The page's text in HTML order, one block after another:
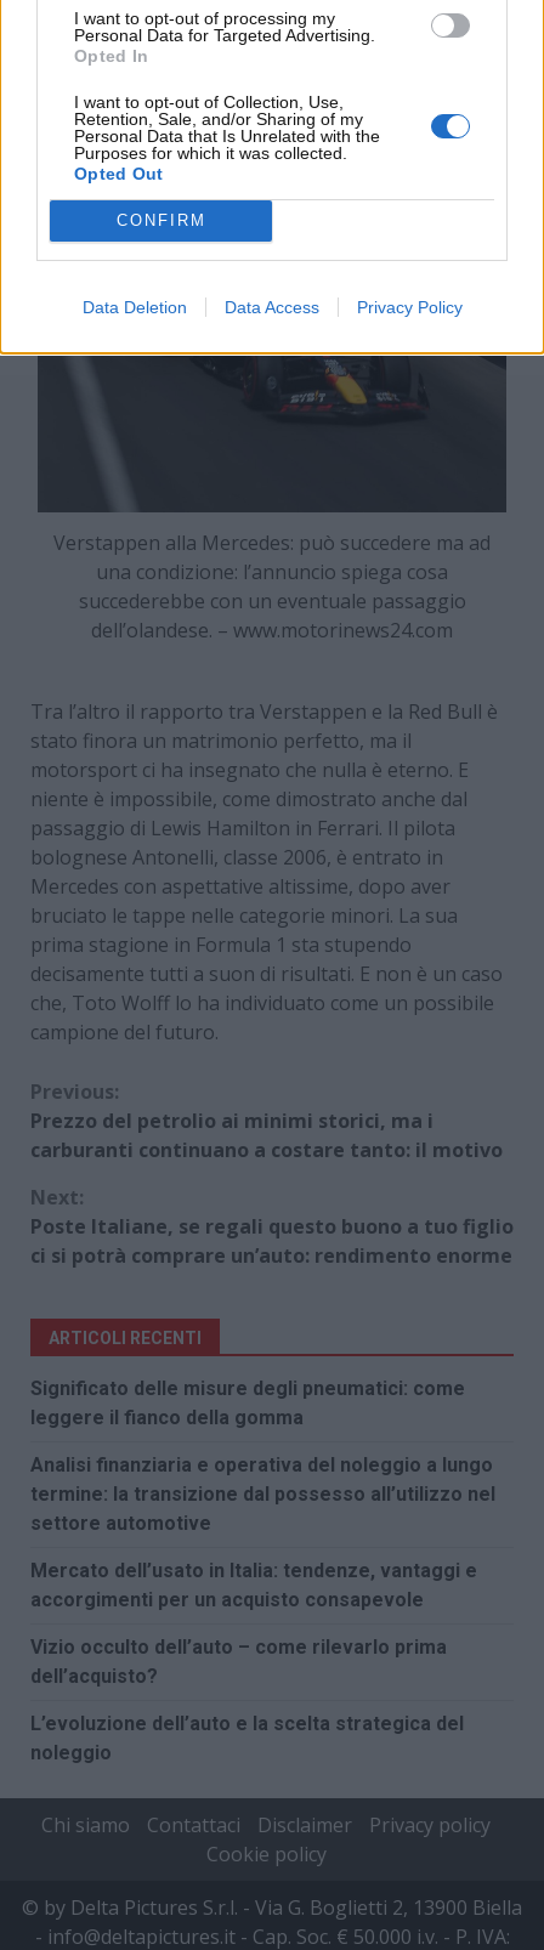
I want to opt-out of processing my
Personal Data for Targeted Advertising.
Opted In
I want to opt-out of Collection, Use,
Retention, Sale, and/or Sharing of my
Personal Data that Is Unrelated with the
Purposes for which it was collected.
Opted Out
CONFIRM
Data Deletion Data Access Privacy Policy
Un’ipotesi questa che apre un dibattito
appassionante: il talento emergente di
Antonelli
essere sacrificato per fare posto al quattro volte
campione del mondo? Si tratta quindi di una
condizione che lascia molti dubbi.
Verstappen alla Mercedes: può succedere ma ad
una condizione: l’annuncio spiega cosa
succederebbe con un eventuale passaggio
dell’olandese. – www.motorinews24.com
Tra l’altro il rapporto tra Verstappen e la Red Bull è
stato finora un matrimonio perfetto, ma il
motorsport ci ha insegnato che nulla è eterno. E
niente è impossibile, come dimostrato anche dal
passaggio di Lewis Hamilton in Ferrari. Il pilota
bolognese Antonelli, classe 2006, è entrato in
Mercedes con aspettative altissime, dopo aver
bruciato le tappe nelle categorie minori. La sua
prima stagione in Formula 1 sta stupendo
decisamente tutti a suon di risultati. E non è un caso
che, Toto Wolff lo ha individuato come un possibile
campione del futuro.
Continue
Reading
Previous:
Prezzo del petrolio ai minimi storici, ma i
carburanti continuano a costare tanto: il motivo
Next:
Poste Italiane, se regali questo buono a tuo figlio
ci si potrà comprare un’auto: rendimento enorme
ARTICOLI RECENTI
Significato delle misure degli pneumatici: come
leggere il fianco della gomma
Analisi finanziaria e operativa del noleggio a lungo
termine: la transizione dal possesso all’utilizzo nel
settore automotive
Mercato dell’usato in Italia: tendenze, vantaggi e
accorgimenti per un acquisto consapevole
Vizio occulto dell’auto – come rilevarlo prima
dell’acquisto?
L’evoluzione dell’auto e la scelta strategica del
noleggio
Chi siamo Contattaci Disclaimer
Privacy policy
Cookie policy
© by Delta Pictures S.r.l. - Via G. Boglietti 2, 13900 Biella
- info@deltapictures.it - Cap. Soc. € 50.000 i.v. - P. IVA: